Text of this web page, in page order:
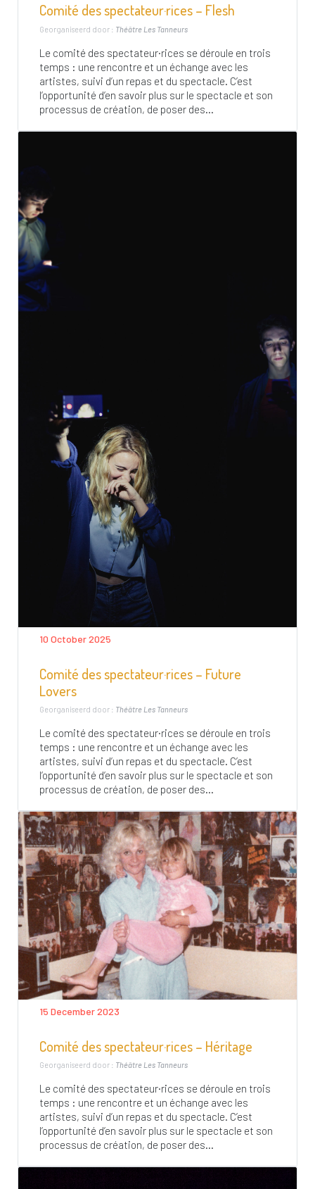
Comité des spectateur·rices – Flesh
Georganiseerd door : Théâtre Les Tanneurs
Le comité des spectateur·rices se déroule en trois
temps : une rencontre et un échange avec les
artistes, suivi d’un repas et du spectacle. C’est
l’opportunité d’en savoir plus sur le spectacle et son
processus de création, de poser des...
10 October 2025
Comité des spectateur·rices – Future
Lovers
Georganiseerd door : Théâtre Les Tanneurs
Le comité des spectateur·rices se déroule en trois
temps : une rencontre et un échange avec les
artistes, suivi d’un repas et du spectacle. C’est
l’opportunité d’en savoir plus sur le spectacle et son
processus de création, de poser des...
15 December 2023
Comité des spectateur·rices – Héritage
Georganiseerd door : Théâtre Les Tanneurs
Le comité des spectateur·rices se déroule en trois
temps : une rencontre et un échange avec les
artistes, suivi d’un repas et du spectacle. C’est
l’opportunité d’en savoir plus sur le spectacle et son
processus de création, de poser des...